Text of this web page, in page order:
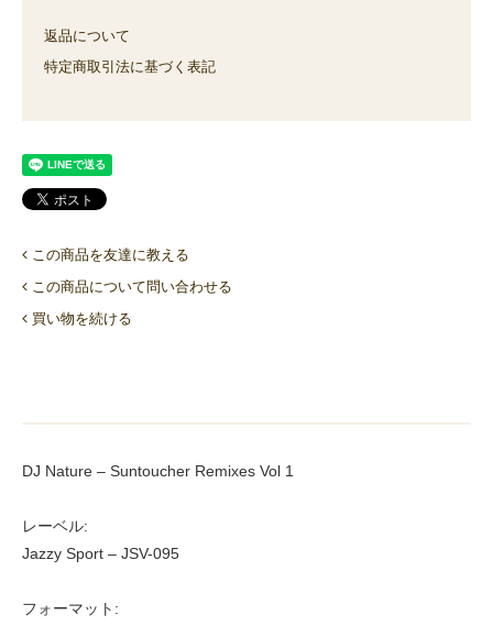
返品について
特定商取引法に基づく表記
この商品を友達に教える
この商品について問い合わせる
買い物を続ける
DJ Nature ‎– Suntoucher Remixes Vol 1
レーベル:
Jazzy Sport ‎– JSV-095
フォーマット: